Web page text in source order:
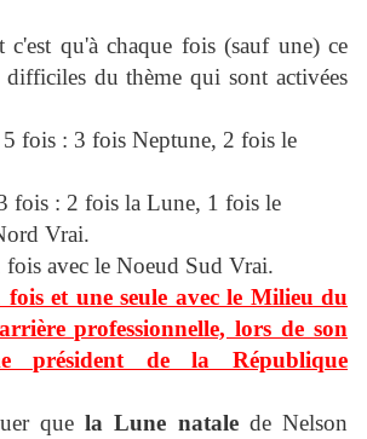
c'est qu'à chaque fois (sauf une) ce
difficiles du thème qui sont activées
fois : 3 fois Neptune, 2 fois le
fois : 2 fois la Lune, 1 fois le
Vrai.
avec le Noeud Sud Vrai.
et une seule avec le Milieu du
professionnelle, lors de son
président de la République
que la Lune natalede Nelson